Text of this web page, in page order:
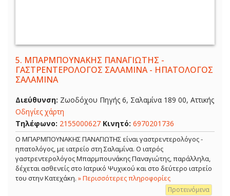
5. ΜΠΑΡΜΠΟΥΝΑΚΗΣ ΠΑΝΑΓΙΩΤΗΣ -
ΓΑΣΤΡΕΝΤΕΡΟΛΟΓΟΣ ΣΑΛΑΜΙΝΑ - ΗΠΑΤΟΛΟΓΟΣ
ΣΑΛΑΜΙΝΑ
Διεύθυνση: Ζωοδόχου Πηγής 6, Σαλαμίνα 189 00, Αττικής
Οδηγίες χάρτη
Τηλέφωνο: 2155000627 Κινητό: 6970201736
Ο ΜΠΑΡΜΠΟΥΝΑΚΗΣ ΠΑΝΑΓΙΩΤΗΣ είναι γαστρεντερολόγος -
ηπατολόγος, με ιατρείο στη Σαλαμίνα. Ο ιατρός
γαστρεντερολόγος Μπαρμπουνάκης Παναγιώτης, παράλληλα,
δέχεται ασθενείς στο Ιατρικό Ψυχικού και στο δεύτερο ιατρείο
του στην Κατεχάκη. » Περισσότερες πληροφορίες
Προτεινόμενα